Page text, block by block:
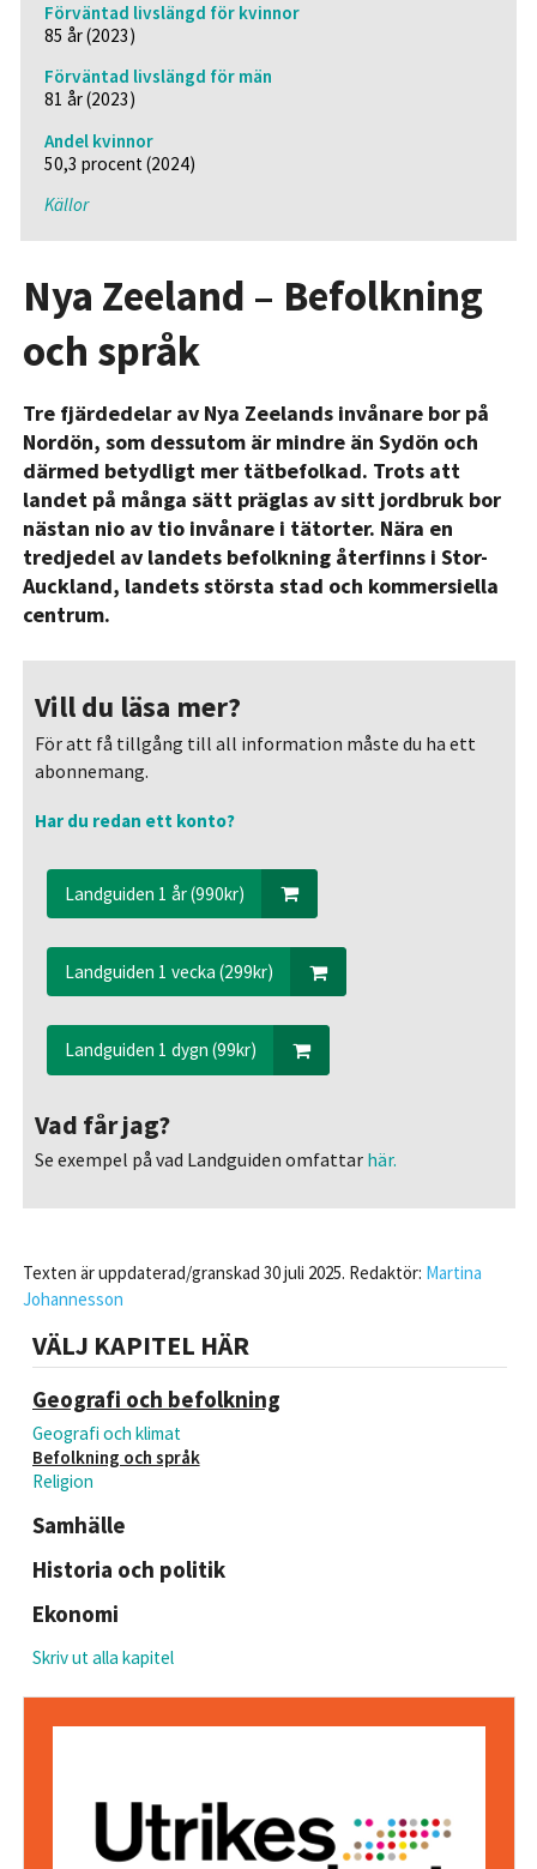
Förväntad livslängd för kvinnor
85 år (2023)
Förväntad livslängd för män
81 år (2023)
Andel kvinnor
50,3 procent (2024)
Källor
Nya Zeeland – Befolkning
och språk
Tre fjärdedelar av Nya Zeelands invånare bor på
Nordön, som dessutom är mindre än Sydön och
därmed betydligt mer tätbefolkad. Trots att
landet på många sätt präglas av sitt jordbruk bor
nästan nio av tio invånare i tätorter. Nära en
tredjedel av landets befolkning återfinns i Stor-
Auckland, landets största stad och kommersiella
centrum.
Vill du läsa mer?
För att få tillgång till all information måste du ha ett
abonnemang.
Har du redan ett konto?
Landguiden 1 år (990kr)
Landguiden 1 vecka (299kr)
Landguiden 1 dygn (99kr)
Vad får jag?
Se exempel på vad Landguiden omfattarhär.
Texten är uppdaterad/granskad 30 juli 2025. Redaktör: Martina
Johannesson
VÄLJ KAPITEL HÄR
Geografi och befolkning
Geografi och klimat
Befolkning och språk
Religion
Samhälle
Historia och politik
Ekonomi
Skriv ut alla kapitel